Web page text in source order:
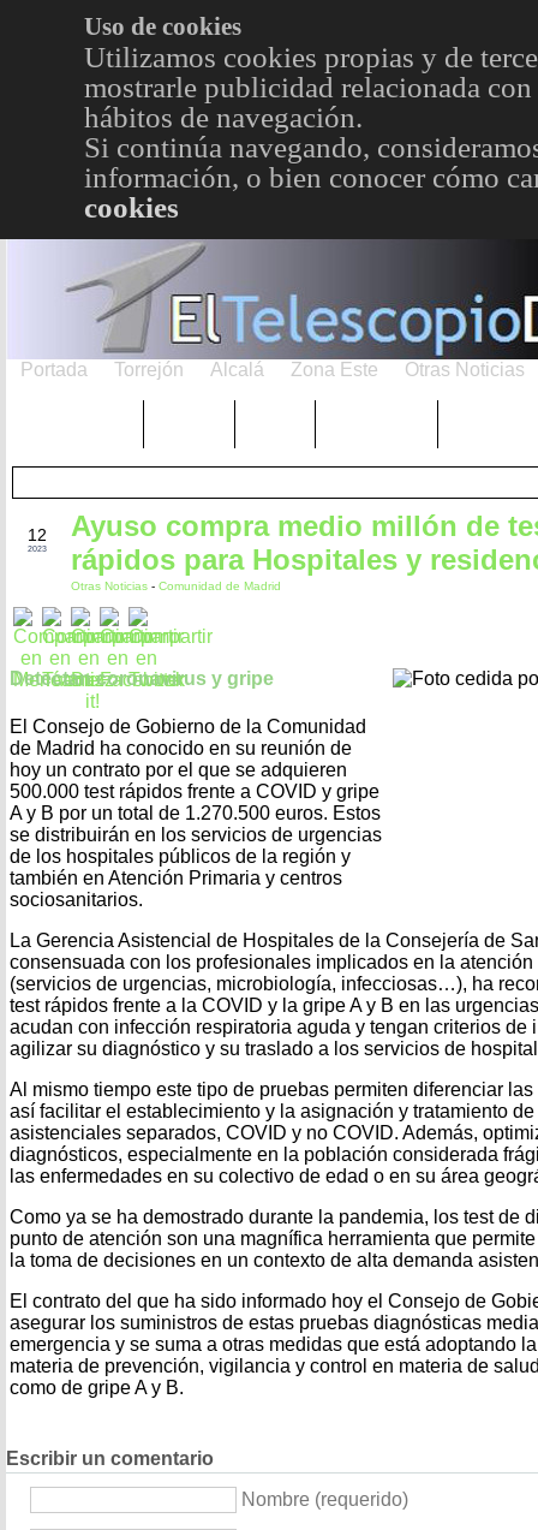
Uso de cookies
Utilizamos cookies propias y de
mostrarle publicidad relacionada
hábitos de navegación.
Si continúa navegando,
información, o bien conocer cómo
cookies
Portada Torrejón Alcalá Zona Este Otras Noticias
12
2023
Ayuso compra medio millón de
rápidos para Hospitales y
Otras Noticias - Comunidad de Madrid
Detectan coronavirus y gripe
El Consejo de Gobierno de la Comunidad
de Madrid ha conocido en su reunión de
hoy un contrato por el que se adquieren
500.000 test rápidos frente a COVID y gripe
A y B por un total de 1.270.500 euros. Estos
se distribuirán en los servicios de urgencias
de los hospitales públicos de la región y
también en Atención Primaria y centros
sociosanitarios.
La Gerencia Asistencial de Hospitales de la Consejería de
consensuada con los profesionales implicados en la
(servicios de urgencias, microbiología, infecciosas…), ha
test rápidos frente a la COVID y la gripe A y B en las
acudan con infección respiratoria aguda y tengan criterios de
agilizar su diagnóstico y su traslado a los servicios de
Al mismo tiempo este tipo de pruebas permiten diferenciar
así facilitar el establecimiento y la asignación y tratamiento
asistenciales separados, COVID y no COVID. Además,
diagnósticos, especialmente en la población considerada
las enfermedades en su colectivo de edad o en su área
Como ya se ha demostrado durante la pandemia, los test de
punto de atención son una magnífica herramienta que
la toma de decisiones en un contexto de alta demanda
El contrato del que ha sido informado hoy el Consejo de
asegurar los suministros de estas pruebas diagnósticas
emergencia y se suma a otras medidas que está adoptando
materia de prevención, vigilancia y control en materia de
como de gripe A y B.
Escribir un comentario
Nombre (requerido)